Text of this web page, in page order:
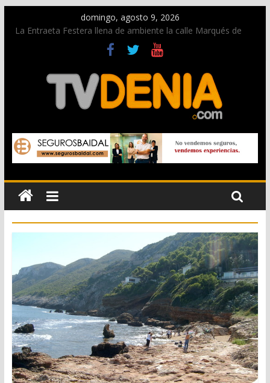
domingo, agosto 9, 2026
La Entraeta Festera llena de ambiente la calle Marqués de
Campo con la recepción a la Capitanía Cristiana
Dos personas fallecen en un grave accidente en la N-332
entre Benissa y Calp
Una nueva oportunidad para donar sangre en Cruz Roja
El bando moro protagonista en la Segunda Entraeta Festera
Paco Adsuar dona al Arxiu de Dénia más de 50.000 imágenes
de la memoria visual de la ciudad